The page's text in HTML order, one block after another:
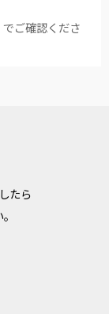
でご確認くださ
たら